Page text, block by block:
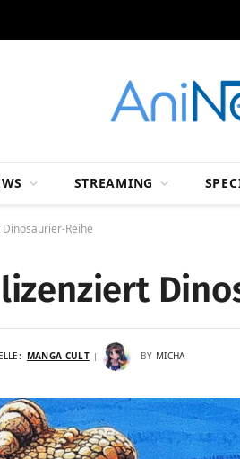
STREAMING
Reihe
lizenziert
MANGA CULT BY MICHA